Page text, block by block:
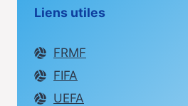
Liens utiles
FRMF
FIFA
UEFA